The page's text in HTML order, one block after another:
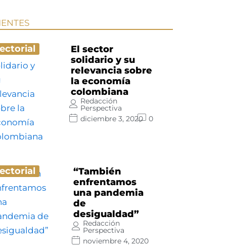
El sector
solidario y su
relevancia sobre
la economía
colombiana
Redacción
Perspectiva
diciembre 3, 2020
0
“También
enfrentamos
una pandemia
de
desigualdad”
Redacción
Perspectiva
noviembre 4, 2020